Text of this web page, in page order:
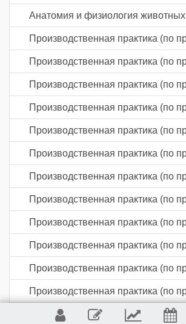
Анатомия и физиология животных